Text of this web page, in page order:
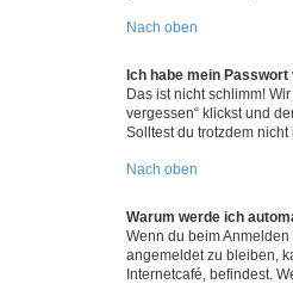
Nach oben
Ich habe mein
Das ist nicht schlimm!
vergessen“ klickst und
Solltest du trotzdem
Nach oben
Warum werde ich
Wenn du beim
angemeldet zu bleiben,
Internetcafé, befindest.